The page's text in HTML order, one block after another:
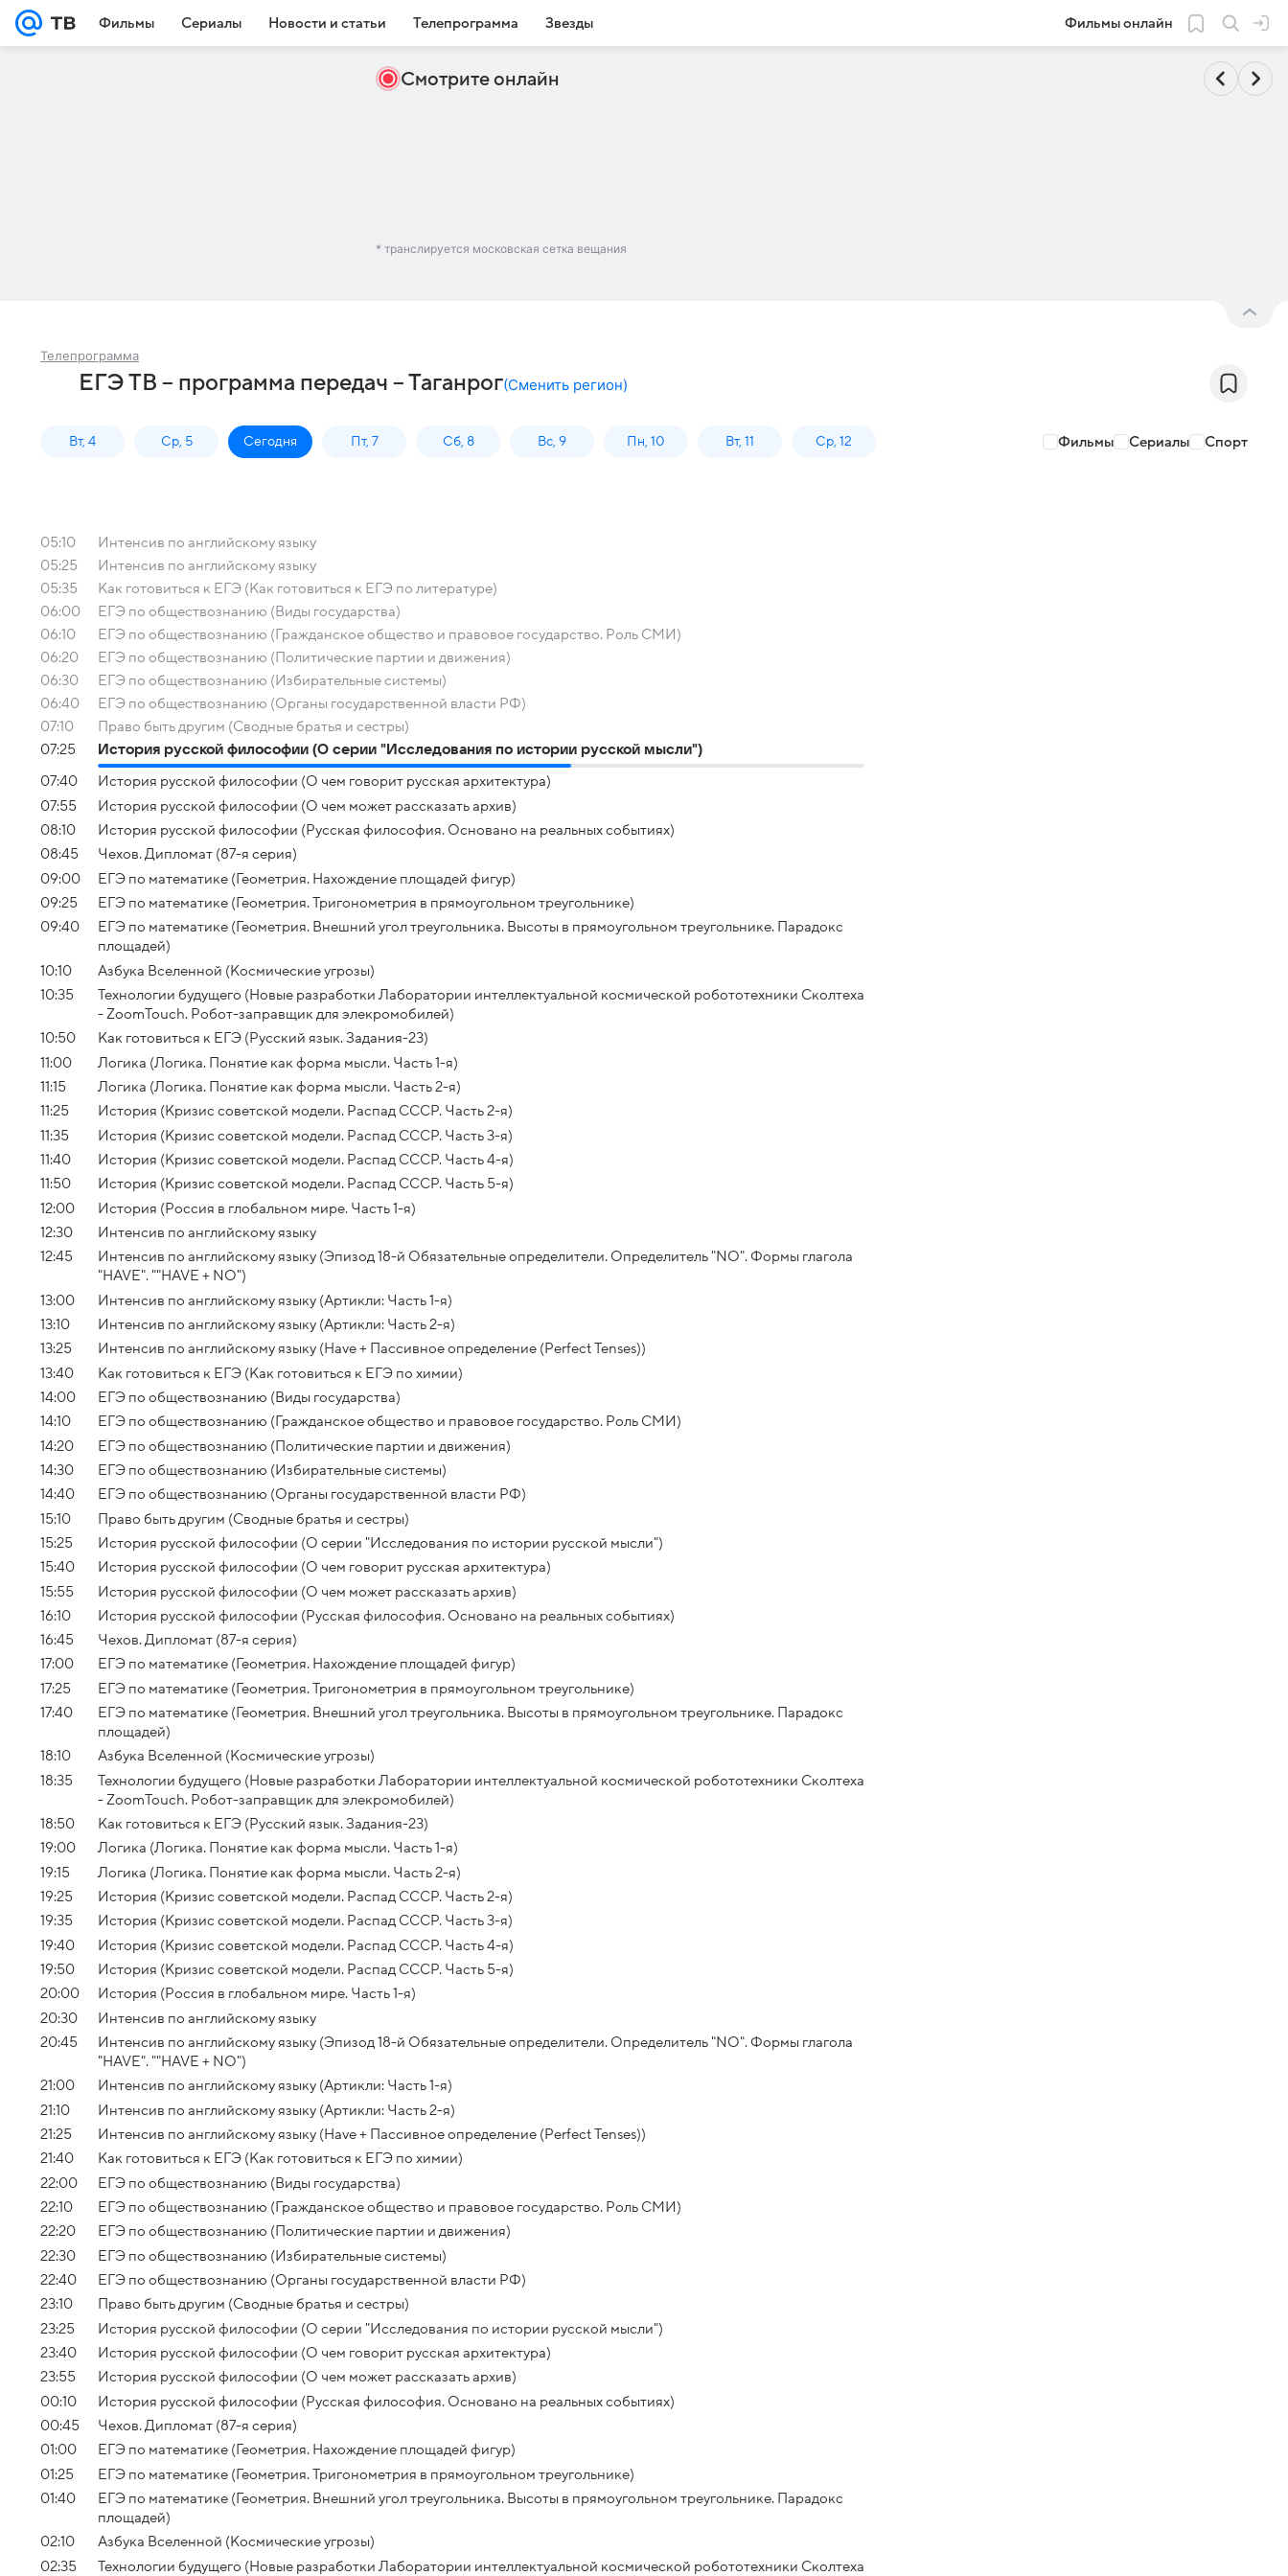
Фильмы Сериалы Новости и статьи Телепрограмма Звезды Фильмы онлайн
Смотрите онлайн
* транслируется московская сетка вещания
Телепрограмма
ЕГЭ ТВ – программа передач – Таганрог(Сменить регион)
Вт, 4 Ср, 5 Сегодня Пт, 7 Сб, 8 Вс, 9 Пн, 10 Вт, 11 Ср, 12 Фильмы Сериалы Спорт
05:10
Интенсив по английскому языку
05:25
Интенсив по английскому языку
05:35
Как готовиться к ЕГЭ (Как готовиться к ЕГЭ по литературе)
06:00
ЕГЭ по обществознанию (Виды государства)
06:10
ЕГЭ по обществознанию (Гражданское общество и правовое государство. Роль СМИ)
06:20
ЕГЭ по обществознанию (Политические партии и движения)
06:30
ЕГЭ по обществознанию (Избирательные системы)
06:40
ЕГЭ по обществознанию (Органы государственной власти РФ)
07:10
Право быть другим (Сводные братья и сестры)
07:25
История русской философии (О серии "Исследования по истории русской мысли")
07:40
История русской философии (О чем говорит русская архитектура)
07:55
История русской философии (О чем может рассказать архив)
08:10
История русской философии (Русская философия. Основано на реальных событиях)
08:45
Чехов. Дипломат (87-я серия)
09:00
ЕГЭ по математике (Геометрия. Нахождение площадей фигур)
09:25
ЕГЭ по математике (Геометрия. Тригонометрия в прямоугольном треугольнике)
09:40
ЕГЭ по математике (Геометрия. Внешний угол треугольника. Высоты в прямоугольном треугольнике. Парадокс
площадей)
10:10
Азбука Вселенной (Космические угрозы)
10:35
Технологии будущего (Новые разработки Лаборатории интеллектуальной космической робототехники Сколтеха
- ZoomTouch. Робот-заправщик для элекромобилей)
10:50
Как готовиться к ЕГЭ (Русский язык. Задания-23)
11:00
Логика (Логика. Понятие как форма мысли. Часть 1-я)
11:15
Логика (Логика. Понятие как форма мысли. Часть 2-я)
11:25
История (Кризис советской модели. Распад СССР. Часть 2-я)
11:35
История (Кризис советской модели. Распад СССР. Часть 3-я)
11:40
История (Кризис советской модели. Распад СССР. Часть 4-я)
11:50
История (Кризис советской модели. Распад СССР. Часть 5-я)
12:00
История (Россия в глобальном мире. Часть 1-я)
12:30
Интенсив по английскому языку
12:45
Интенсив по английскому языку (Эпизод 18-й Обязательные определители. Определитель "NO". Формы глагола
"HAVE". ""HAVE + NO")
13:00
Интенсив по английскому языку (Артикли: Часть 1-я)
13:10
Интенсив по английскому языку (Артикли: Часть 2-я)
13:25
Интенсив по английскому языку (Have + Пассивное определение (Perfect Tenses))
13:40
Как готовиться к ЕГЭ (Как готовиться к ЕГЭ по химии)
14:00
ЕГЭ по обществознанию (Виды государства)
14:10
ЕГЭ по обществознанию (Гражданское общество и правовое государство. Роль СМИ)
14:20
ЕГЭ по обществознанию (Политические партии и движения)
14:30
ЕГЭ по обществознанию (Избирательные системы)
14:40
ЕГЭ по обществознанию (Органы государственной власти РФ)
15:10
Право быть другим (Сводные братья и сестры)
15:25
История русской философии (О серии "Исследования по истории русской мысли")
15:40
История русской философии (О чем говорит русская архитектура)
15:55
История русской философии (О чем может рассказать архив)
16:10
История русской философии (Русская философия. Основано на реальных событиях)
16:45
Чехов. Дипломат (87-я серия)
17:00
ЕГЭ по математике (Геометрия. Нахождение площадей фигур)
17:25
ЕГЭ по математике (Геометрия. Тригонометрия в прямоугольном треугольнике)
17:40
ЕГЭ по математике (Геометрия. Внешний угол треугольника. Высоты в прямоугольном треугольнике. Парадокс
площадей)
18:10
Азбука Вселенной (Космические угрозы)
18:35
Технологии будущего (Новые разработки Лаборатории интеллектуальной космической робототехники Сколтеха
- ZoomTouch. Робот-заправщик для элекромобилей)
18:50
Как готовиться к ЕГЭ (Русский язык. Задания-23)
19:00
Логика (Логика. Понятие как форма мысли. Часть 1-я)
19:15
Логика (Логика. Понятие как форма мысли. Часть 2-я)
19:25
История (Кризис советской модели. Распад СССР. Часть 2-я)
19:35
История (Кризис советской модели. Распад СССР. Часть 3-я)
19:40
История (Кризис советской модели. Распад СССР. Часть 4-я)
19:50
История (Кризис советской модели. Распад СССР. Часть 5-я)
20:00
История (Россия в глобальном мире. Часть 1-я)
20:30
Интенсив по английскому языку
20:45
Интенсив по английскому языку (Эпизод 18-й Обязательные определители. Определитель "NO". Формы глагола
"HAVE". ""HAVE + NO")
21:00
Интенсив по английскому языку (Артикли: Часть 1-я)
21:10
Интенсив по английскому языку (Артикли: Часть 2-я)
21:25
Интенсив по английскому языку (Have + Пассивное определение (Perfect Tenses))
21:40
Как готовиться к ЕГЭ (Как готовиться к ЕГЭ по химии)
22:00
ЕГЭ по обществознанию (Виды государства)
22:10
ЕГЭ по обществознанию (Гражданское общество и правовое государство. Роль СМИ)
22:20
ЕГЭ по обществознанию (Политические партии и движения)
22:30
ЕГЭ по обществознанию (Избирательные системы)
22:40
ЕГЭ по обществознанию (Органы государственной власти РФ)
23:10
Право быть другим (Сводные братья и сестры)
23:25
История русской философии (О серии "Исследования по истории русской мысли")
23:40
История русской философии (О чем говорит русская архитектура)
23:55
История русской философии (О чем может рассказать архив)
00:10
История русской философии (Русская философия. Основано на реальных событиях)
00:45
Чехов. Дипломат (87-я серия)
01:00
ЕГЭ по математике (Геометрия. Нахождение площадей фигур)
01:25
ЕГЭ по математике (Геометрия. Тригонометрия в прямоугольном треугольнике)
01:40
ЕГЭ по математике (Геометрия. Внешний угол треугольника. Высоты в прямоугольном треугольнике. Парадокс
площадей)
02:10
Азбука Вселенной (Космические угрозы)
02:35
Технологии будущего (Новые разработки Лаборатории интеллектуальной космической робототехники Сколтеха